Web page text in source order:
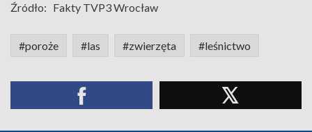
Źródło: Fakty TVP3 Wrocław
#poroże #las #zwierzęta #leśnictwo